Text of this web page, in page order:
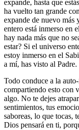
expande, hasta que
ha vuelto tan grande
expande de nuevo más
entero está inmerso en
hay nada más que no
estar? Si el universo
estoy inmerso en el
a mí, has visto al
Todo conduce a la
compartiendo esto con
algo. No te dejes
sentimientos, tus
saboreas, lo que tocas,
Dios pensará en ti,